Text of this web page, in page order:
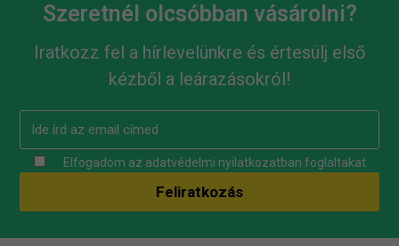
Szeretnél olcsóbban vásárolni?
Iratkozz fel a hírlevelünkre és értesülj első
kézből a leárazásokról!
Elfogadom az adatvédelmi nyilatkozatban foglaltakat